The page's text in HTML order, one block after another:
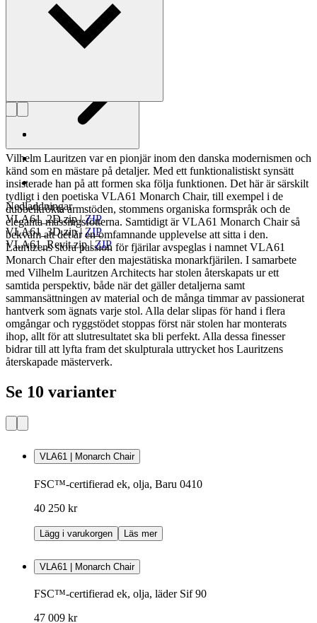
Läs mer om Vilhelm Lauritzen
Nedladdningar
VLA61_2D.zip|ZIP
VLA61_3D.zip|ZIP
VLA61_Revit.zip|ZIP
Vilhelm Lauritzen var en pionjär inom den danska modernismen och
känd som en mästare på detaljer. Med ett funktionalistiskt synsätt
insisterade han på att formen ska följa funktionen. Det här är särskilt
tydligt i den poetiska VLA61 Monarch Chair, till exempel i de
dubbelkrökta armstöden, stommens organiska formspråk och de
eleganta mässingsfötterna. Samtidigt är VLA61 Monarch Chair så
bekväm att det är en omfamnande upplevelse att sitta i den.
Lauritzens stora passion för fjärilar avspeglas i namnet VLA61
Monarch Chair efter den majestätiska monarkfjärilen. I samarbete
med Vilhelm Lauritzen Architects har stolen återskapats ur ett
samtida perspektiv, både när det gäller detaljerna samt
sammansättningen av material och de många timmar av passionerat
hantverk som ägnats varje stol. Alla delar slipas för hand i flera
omgångar och ryggstödet stoppas först när stolen har monterats
ihop, allt för att slutresultatet ska bli perfekt. Alla dessa finesser
bidrar till att lyfta fram det skulpturala uttrycket hos Lauritzens
återskapade mästerverk.
Se 10 varianter
VLA61 | Monarch Chair
FSC™-certifierad ek, olja, Baru 0410
40 250 kr
Lägg i varukorgen Läs mer
VLA61 | Monarch Chair
FSC™-certifierad ek, olja, läder Sif 90
47 009 kr